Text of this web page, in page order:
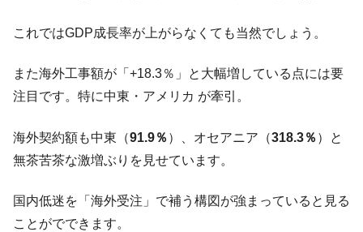
これではGDP成長率が上がらなくても当然でしょう。
また海外工事額が「+18.3％」と大幅増している点には要
注目です。特に中東・アメリカ が牽引。
海外契約額も中東（91.9％ ）、オセアニア（318.3％ ）と
無茶苦茶な激増ぶりを見せています。
国内低迷を「海外受注」で補う構図が強まっていると見る
ことがでできます。